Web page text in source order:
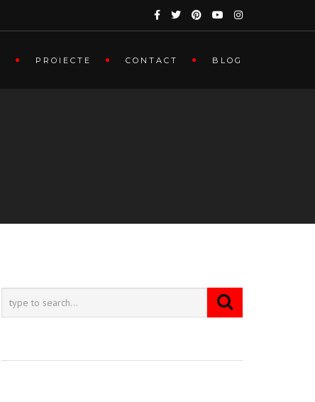
PROIECTE CONTACT BLOG